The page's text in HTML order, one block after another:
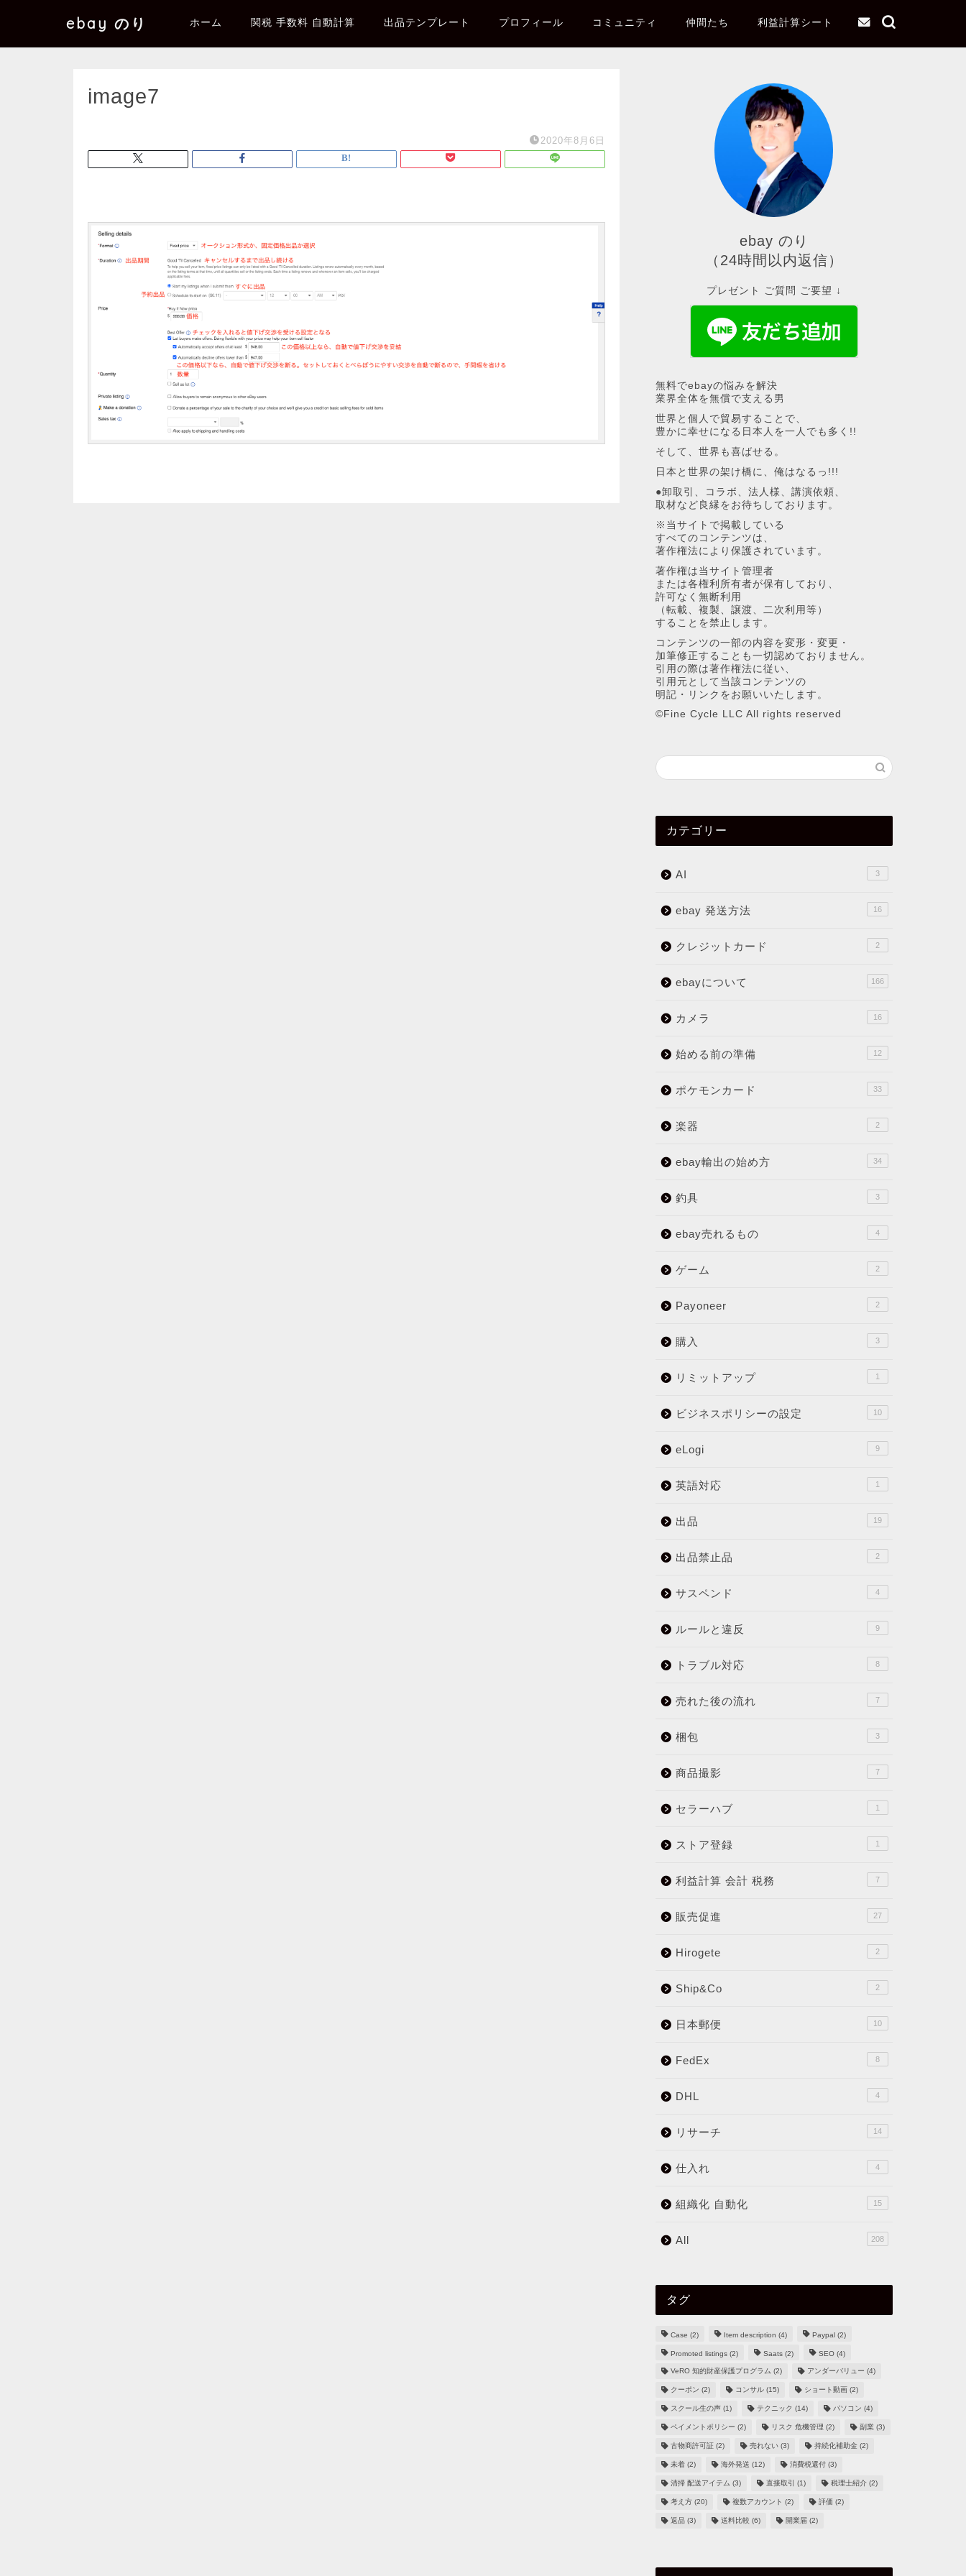
ebay のり ホーム 関税 手数料 自動計算 出品テンプレート プロフィール コミュニティ 仲間たち 利益計算シート
image7
2020年8月6日
ebay のり
（24時間以内返信）
プレゼント ご質問 ご要望 ↓
無料でebayの悩みを解決
業界全体を無償で支える男
世界と個人で貿易することで、
豊かに幸せになる日本人を一人でも多く!!
そして、世界も喜ばせる。
日本と世界の架け橋に、俺はなるっ!!!
●卸取引、コラボ、法人様、講演依頼、
取材など良縁をお待ちしております。
※当サイトで掲載している
すべてのコンテンツは、
著作権法により保護されています。
著作権は当サイト管理者
または各権利所有者が保有しており、
許可なく無断利用
（転載、複製、譲渡、二次利用等）
することを禁止します。
コンテンツの一部の内容を変形・変更・
加筆修正することも一切認めておりません。
引用の際は著作権法に従い、
引用元として当該コンテンツの
明記・リンクをお願いいたします。
©︎Fine Cycle LLC All rights reserved
カテゴリー
AI 3
ebay 発送方法 16
クレジットカード 2
ebayについて 166
カメラ 16
始める前の準備 12
ポケモンカード 33
楽器 2
ebay輸出の始め方 34
釣具 3
ebay売れるもの 4
ゲーム 2
Payoneer 2
購入 3
リミットアップ 1
ビジネスポリシーの設定 10
eLogi 9
英語対応 1
出品 19
出品禁止品 2
サスペンド 4
ルールと違反 9
トラブル対応 8
売れた後の流れ 7
梱包 3
商品撮影 7
セラーハブ 1
ストア登録 1
利益計算 会計 税務 7
販売促進 27
Hirogete 2
Ship&Co 2
日本郵便 10
FedEx 8
DHL 4
リサーチ 14
仕入れ 4
組織化 自動化 15
All 208
タグ
Case (2) Item description (4) Paypal(2)
Promoted listings(2) Saats(2) SEO(4)
VeRO 知的財産保護プログラム (2) アンダーバリュー (4)
クーポン (2) コンサル(15) ショート動画(2)
スクール生の声(1) テクニック (14) パソコン (4)
ペイメントポリシー (2) リスク 危機管理 (2) 副業 (3)
古物商許可証(2) 売れない(3) 持続化補助金(2)
未着(2) 海外発送 (12) 消費税還付(3)
清掃 配送アイテム (3) 直接取引 (1) 税理士紹介(2)
考え方(20) 複数アカウント (2) 評価 (2)
返品(3) 送料比較 (6) 開業届 (2)